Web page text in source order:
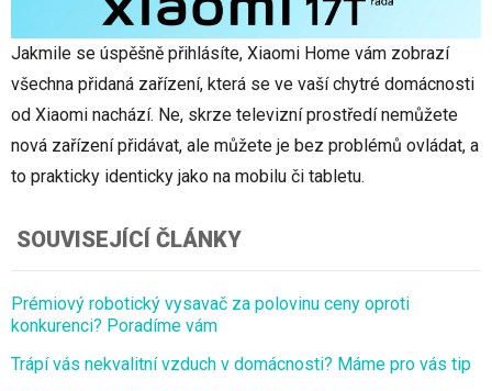
Jakmile se úspěšně přihlásíte, Xiaomi Home vám zobrazí
všechna přidaná zařízení, která se ve vaší chytré domácnosti
od Xiaomi nachází. Ne, skrze televizní prostředí nemůžete
nová zařízení přidávat, ale můžete je bez problémů ovládat, a
to prakticky identicky jako na mobilu či tabletu.
SOUVISEJÍCÍ ČLÁNKY
Prémiový robotický vysavač za polovinu ceny oproti
konkurenci? Poradíme vám
Trápí vás nekvalitní vzduch v domácnosti? Máme pro vás tip